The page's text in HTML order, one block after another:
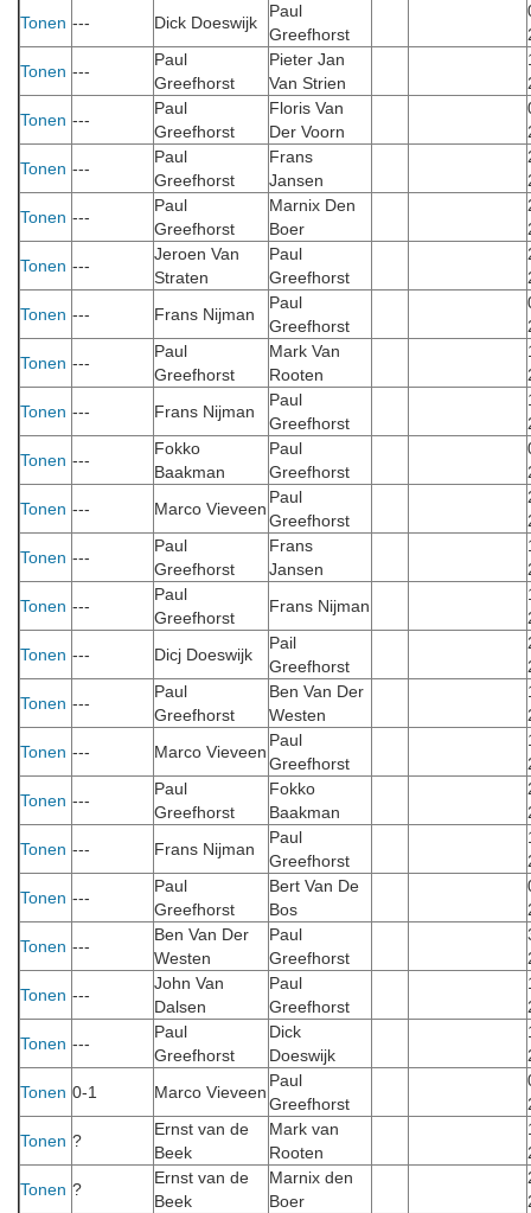
Tonen --- Dick Doeswijk
Paul
Greefhorst
Tonen ---
Paul
Greefhorst
Pieter Jan
Van Strien
Tonen ---
Paul
Greefhorst
Floris Van
Der Voorn
Tonen ---
Paul
Greefhorst
Frans
Jansen
Tonen ---
Paul
Greefhorst
Marnix Den
Boer
Tonen ---
Jeroen Van
Straten
Paul
Greefhorst
Tonen --- Frans Nijman
Paul
Greefhorst
Tonen ---
Paul
Greefhorst
Mark Van
Rooten
Tonen --- Frans Nijman
Paul
Greefhorst
Tonen ---
Fokko
Baakman
Paul
Greefhorst
Tonen --- Marco Vieveen
Paul
Greefhorst
Tonen ---
Paul
Greefhorst
Frans
Jansen
Tonen ---
Paul
Greefhorst
Frans Nijman
Tonen --- Dicj Doeswijk
Pail
Greefhorst
Tonen ---
Paul
Greefhorst
Ben Van Der
Westen
Tonen --- Marco Vieveen
Paul
Greefhorst
Tonen ---
Paul
Greefhorst
Fokko
Baakman
Tonen --- Frans Nijman
Paul
Greefhorst
Tonen ---
Paul
Greefhorst
Bert Van De
Bos
Tonen ---
Ben Van Der
Westen
Paul
Greefhorst
Tonen ---
John Van
Dalsen
Paul
Greefhorst
Tonen ---
Paul
Greefhorst
Dick
Doeswijk
Tonen 0-1 Marco Vieveen
Paul
Greefhorst
Tonen ?
Ernst van de
Beek
Mark van
Rooten
Tonen ?
Ernst van de
Beek
Marnix den
Boer